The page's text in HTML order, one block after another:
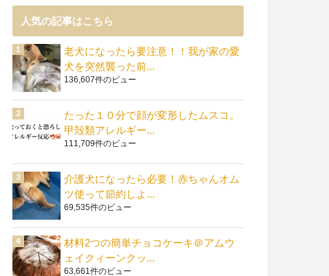
人気の記事はこちら
老犬になったら要注意！！我が家の愛
犬を突然襲った前...
136,607件のビュー
たった１０分で顔が変形したムスコ。
甲殻類アレルギー...
111,709件のビュー
介護犬になったら必要！赤ちゃんオム
ツ使って節約しよ...
69,535件のビュー
材料2つの簡単チョコケーキ＠アムウ
ェイクィーンクッ...
63,661件のビュー